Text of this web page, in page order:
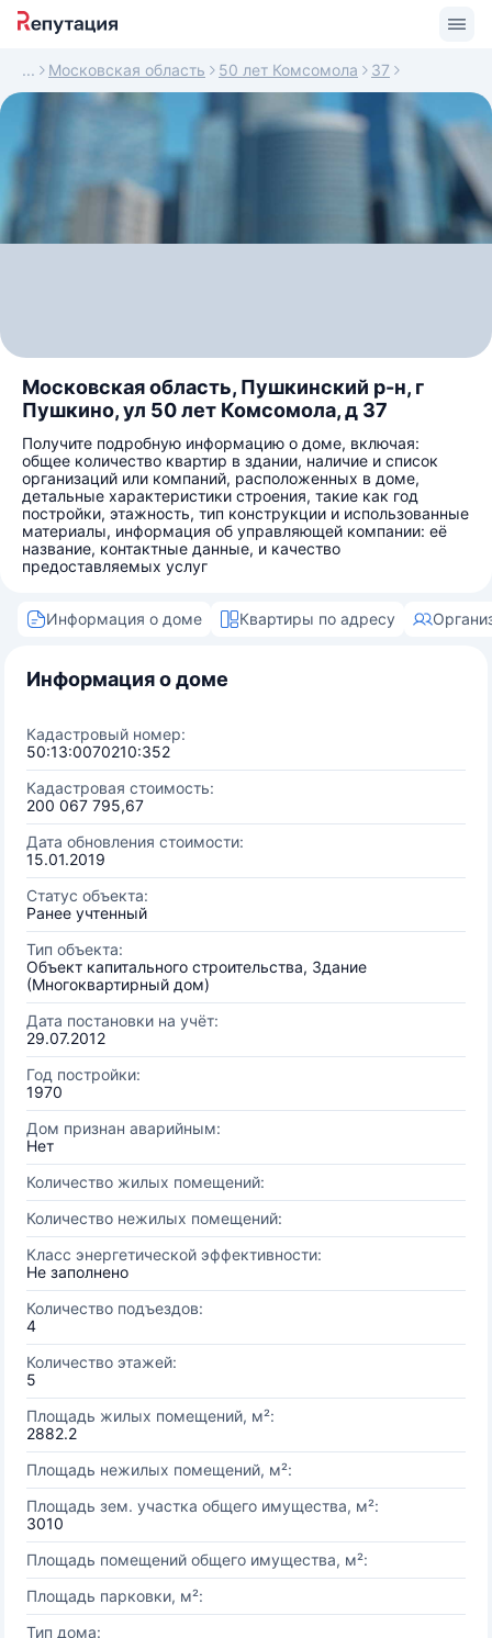
Московская область 50 лет Комсомола 37
Московская область, Пушкинский р-н, г
Пушкино, ул 50 лет Комсомола, д 37
Получите подробную информацию о доме, включая:
общее количество квартир в здании, наличие и список
организаций или компаний, расположенных в доме,
детальные характеристики строения, такие как год
постройки, этажность, тип конструкции и использованные
материалы, информация об управляющей компании: её
название, контактные данные, и качество
предоставляемых услуг
Информация о доме Квартиры по адресу
Информация о доме
Кадастровый номер:
50:13:0070210:352
Кадастровая стоимость:
200 067 795,67
Дата обновления стоимости:
15.01.2019
Статус объекта:
Ранее учтенный
Тип объекта:
Объект капитального строительства, Здание
(Многоквартирный дом)
Дата постановки на учёт:
29.07.2012
Год постройки:
1970
Дом признан аварийным:
Нет
Количество жилых помещений:
Количество нежилых помещений:
Класс энергетической эффективности:
Не заполнено
Количество подъездов:
4
Количество этажей:
5
Площадь жилых помещений, м²:
2882.2
Площадь нежилых помещений, м²:
Площадь зем. участка общего имущества, м²:
3010
Площадь помещений общего имущества, м²:
Площадь парковки, м²:
Тип дома: